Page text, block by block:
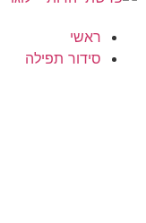
ראשי
סידור תפילה